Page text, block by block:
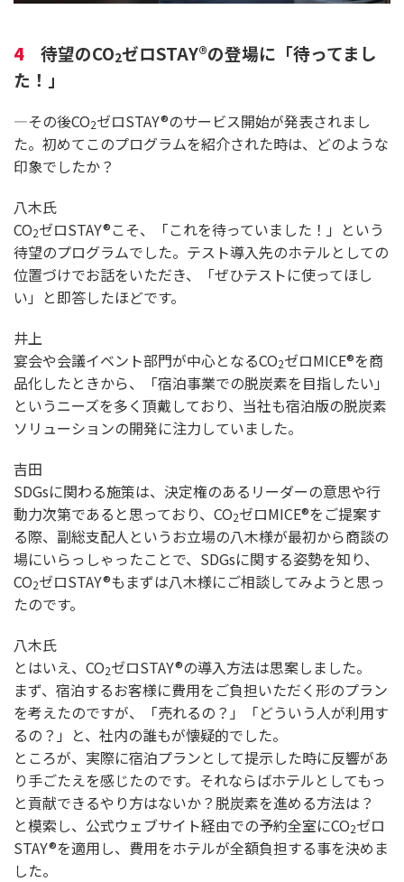
4 待望のCO2ゼロSTAY®の登場に「待ってまし
た！」
―その後CO2ゼロSTAY®のサービス開始が発表されまし
た。初めてこのプログラムを紹介された時は、どのような
印象でしたか？
八木氏
CO2ゼロSTAY®こそ、「これを待っていました！」という
待望のプログラムでした。テスト導入先のホテルとしての
位置づけでお話をいただき、「ぜひテストに使ってほし
い」と即答したほどです。
井上
宴会や会議イベント部門が中心となるCO2ゼロMICE®を商
品化したときから、「宿泊事業での脱炭素を目指したい」
というニーズを多く頂戴しており、当社も宿泊版の脱炭素
ソリューションの開発に注力していました。
吉田
SDGsに関わる施策は、決定権のあるリーダーの意思や行
動力次第であると思っており、CO2ゼロMICE®をご提案す
る際、副総支配人というお立場の八木様が最初から商談の
場にいらっしゃったことで、SDGsに関する姿勢を知り、
CO2ゼロSTAY®もまずは八木様にご相談してみようと思っ
たのです。
八木氏
とはいえ、CO2ゼロSTAY®の導入方法は思案しました。
まず、宿泊するお客様に費用をご負担いただく形のプラン
を考えたのですが、「売れるの？」「どういう人が利用す
るの？」と、社内の誰もが懐疑的でした。
ところが、実際に宿泊プランとして提示した時に反響があ
り手ごたえを感じたのです。それならばホテルとしてもっ
と貢献できるやり方はないか？脱炭素を進める方法は？
と模索し、公式ウェブサイト経由での予約全室にCO2ゼロ
STAY®を適用し、費用をホテルが全額負担する事を決めま
した。